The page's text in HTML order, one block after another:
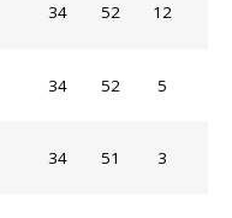
34 52 12
34 52 5
34 51 3